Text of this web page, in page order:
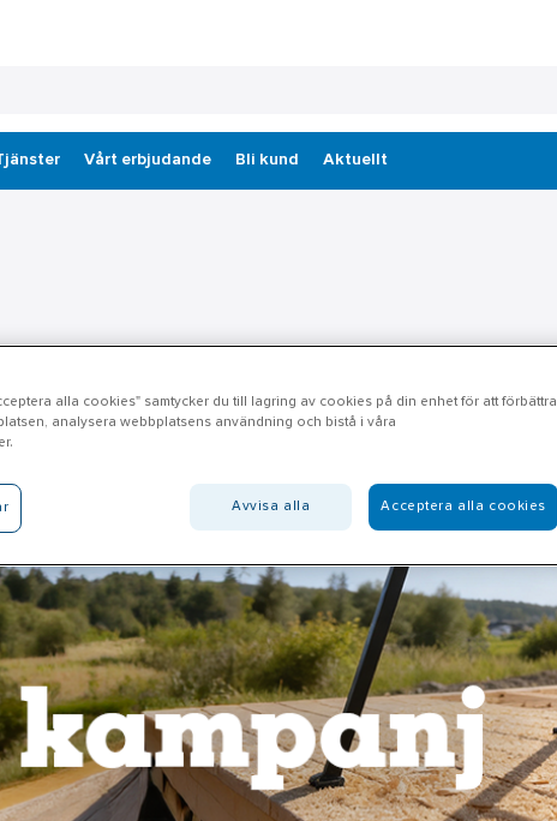
Vårt erbjudande Bli kund Aktuellt
alla cookies" samtycker du till lagring av cookies på din enhet för att förbättra
analysera webbplatsens användning och bistå i våra
Avvisa alla Acceptera alla cookies